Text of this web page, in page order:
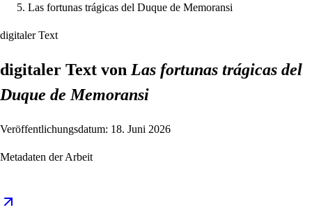
Las fortunas trágicas del Duque de Memoransi
digitaler Text
digitaler Text von Las fortunas trágicas del
Duque de Memoransi
Veröffentlichungsdatum: 18. Juni 2026
Metadaten der Arbeit